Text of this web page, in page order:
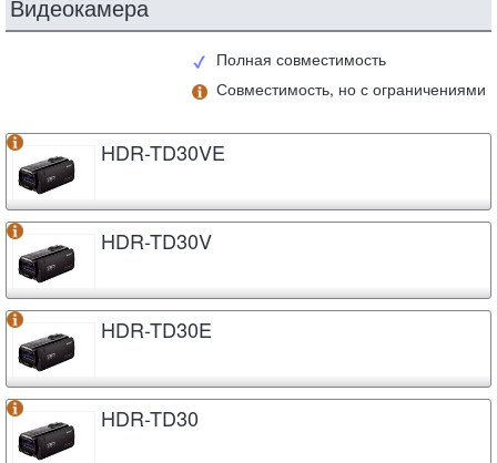
Видеокамера
Полная совместимость
Совместимость, но с ограничениями
HDR-TD30VE
HDR-TD30V
HDR-TD30E
HDR-TD30